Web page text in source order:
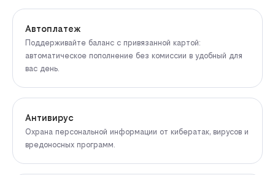
Автоплатеж
Поддерживайте баланс с привязанной картой:
автоматическое пополнение без комиссии в удобный для
вас день.
Антивирус
Охрана персональной информации от кибератак, вирусов и
вредоносных программ.